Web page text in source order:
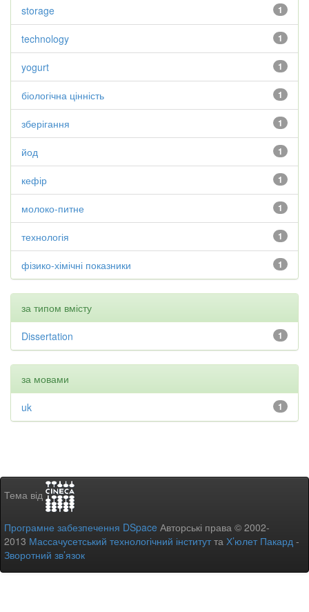
1
storage
1
technology
1
yogurt
1
біологічна цінність
1
зберігання
1
йод
1
кефір
1
молоко-питне
1
технологія
1
фізико-хімічні показники
за типом вмісту
1
Dissertation
за мовами
1
uk
Тема від
Програмне забезпечення DSpace Авторські права © 2002-
2013 Массачусетський технологічний інститутта Х’юлет Пакард -
Зворотний зв’язок